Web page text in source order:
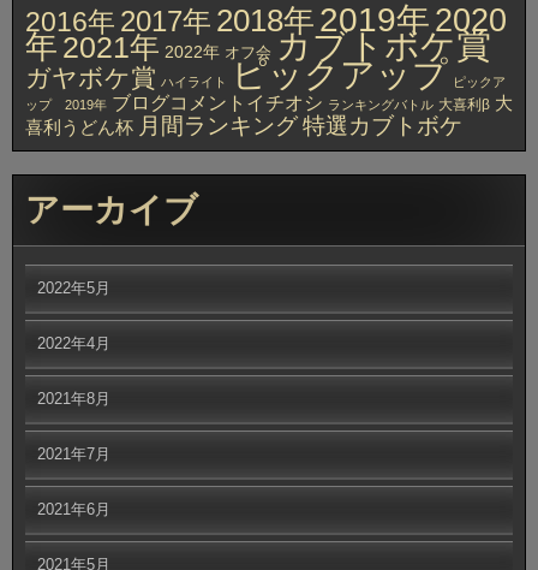
2016年 2017年 2018年 2019年2020
年 2021年 2022年 オフ会 カブトボケ賞
ガヤボケ賞 ハイライト ピックアップ ピックア
ップ 2019年 ブログコメントイチオシ ランキングバトル 大喜利β 大
喜利うどん杯 月間ランキング特選カブトボケ
アーカイブ
2022年5月
2022年4月
2021年8月
2021年7月
2021年6月
2021年5月